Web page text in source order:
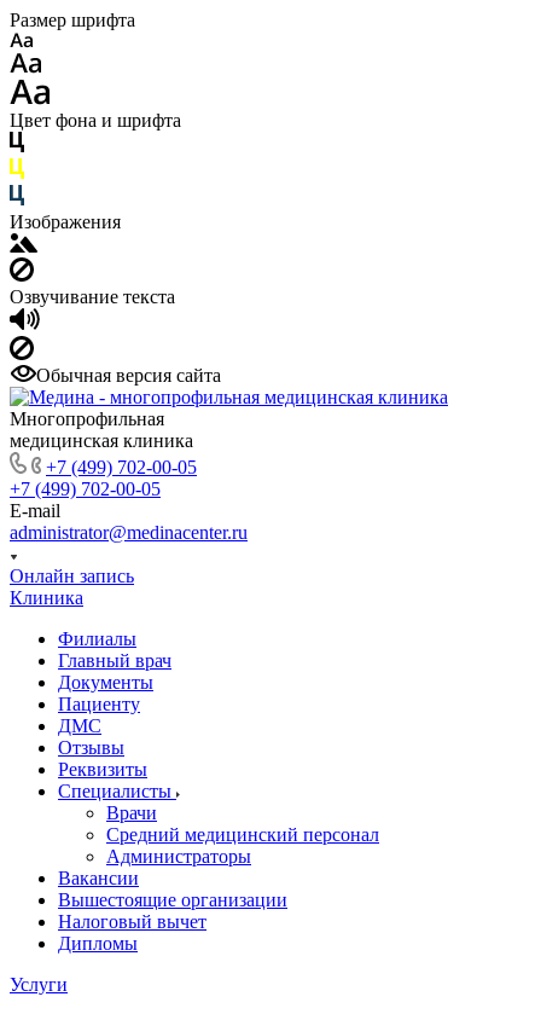
Размер шрифта
Цвет фона и шрифта
Изображения
Озвучивание текста
Обычная версия сайта
Многопрофильная
медицинская клиника
+7 (499) 702-00-05
+7 (499) 702-00-05
E-mail
administrator@medinacenter.ru
Онлайн запись
Клиника
Филиалы
Главный врач
Документы
Пациенту
ДМС
Отзывы
Реквизиты
Специалисты
Врачи
Средний медицинский персонал
Администраторы
Вакансии
Вышестоящие организации
Налоговый вычет
Дипломы
Услуги